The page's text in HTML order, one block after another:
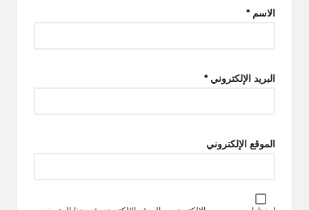
الاسم *
البريد الإلكتروني *
الموقع الإلكتروني